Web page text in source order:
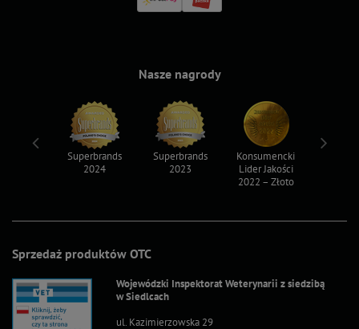
Sprzedaż produktów OTC
Wojewódzki Inspektorat Weterynarii z siedzibą
w Siedlcach
ul. Kazimierzowska 29
Nasze nagrody
Superbrands
2024
Superbrands
2023
Konsumencki
Lider Jakości
2022 – Złoto